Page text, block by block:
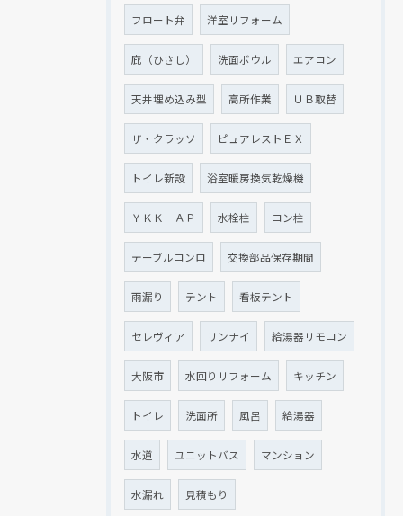
フロート弁 洋室リフォーム
庇（ひさし） 洗面ボウル エアコン
天井埋め込み型 高所作業 ＵＢ取替
ザ・クラッソ ピュアレストＥＸ
トイレ新設 浴室暖房換気乾燥機
ＹＫＫ ＡＰ 水栓柱 コン柱
テーブルコンロ 交換部品保存期間
雨漏り テント 看板テント
セレヴィア リンナイ 給湯器リモコン
大阪市 水回りリフォーム キッチン
トイレ 洗面所 風呂 給湯器
水道 ユニットバス マンション
水漏れ 見積もり